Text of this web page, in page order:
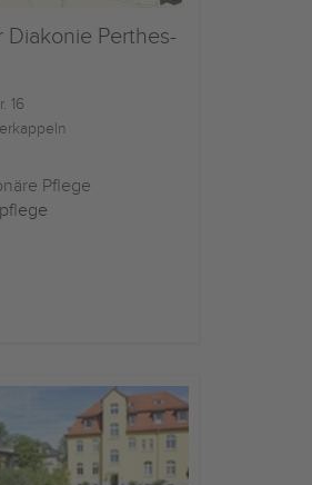
Diakonie Perthes-
16
Pflege